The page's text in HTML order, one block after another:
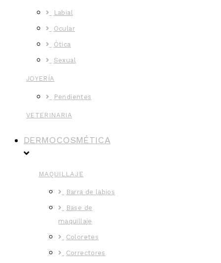
Labial
Ocular
Ótica
Sexual
JOYERÍA
Pendientes
VETERINARIA
DERMOCOSMÉTICA
MAQUILLAJE
Barra de labios
Base de
maquillaje
Coloretes
Correctores